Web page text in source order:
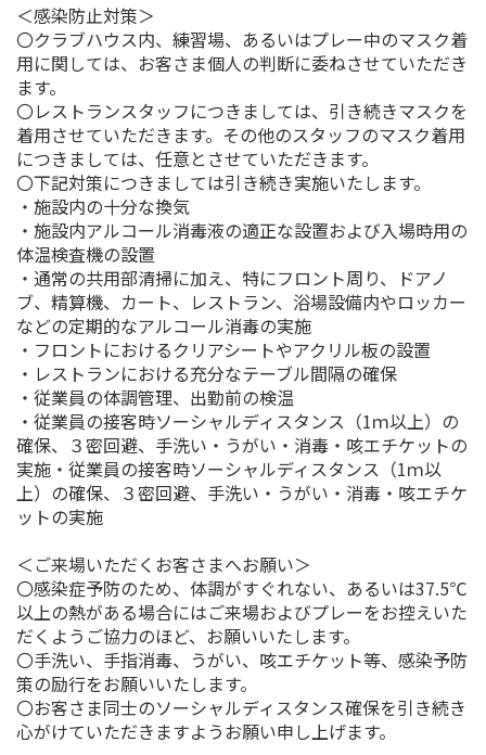
＜感染防止対策＞
〇クラブハウス内、練習場、あるいはプレー中のマスク着
用に関しては、お客さま個人の判断に委ねさせていただき
ます。
〇レストランスタッフにつきましては、引き続きマスクを
着用させていただきます。その他のスタッフのマスク着用
につきましては、任意とさせていただきます。
〇下記対策につきましては引き続き実施いたします。
・施設内の十分な換気
・施設内アルコール消毒液の適正な設置および入場時用の
体温検査機の設置
・通常の共用部清掃に加え、特にフロント周り、ドアノ
ブ、精算機、カート、レストラン、浴場設備内やロッカー
などの定期的なアルコール消毒の実施
・フロントにおけるクリアシートやアクリル板の設置
・レストランにおける充分なテーブル間隔の確保
・従業員の体調管理、出勤前の検温
・従業員の接客時ソーシャルディスタンス（1ｍ以上）の
確保、３密回避、手洗い・うがい・消毒・咳エチケットの
実施・従業員の接客時ソーシャルディスタンス（1ｍ以
上）の確保、３密回避、手洗い・うがい・消毒・咳エチケ
ットの実施
＜ご来場いただくお客さまへお願い＞
〇感染症予防のため、体調がすぐれない、あるいは37.5℃
以上の熱がある場合にはご来場およびプレーをお控えいた
だくようご協力のほど、お願いいたします。
〇手洗い、手指消毒、うがい、咳エチケット等、感染予防
策の励行をお願いいたします。
〇お客さま同士のソーシャルディスタンス確保を引き続き
心がけていただきますようお願い申し上げます。